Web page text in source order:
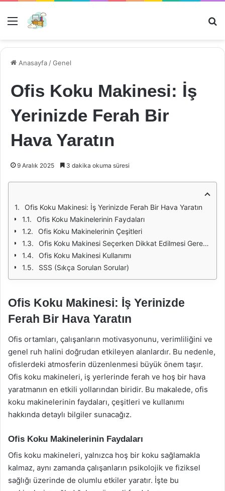
Menü
Anasayfa /Genel
Ofis Koku Makinesi: İş
Yerinizde Ferah Bir
Hava Yaratın
9 Aralık 2025 3 dakika okuma süresi
Ofis Koku Makinesi: İş Yerinizde Ferah Bir Hava Yaratın
Ofis Koku Makinelerinin Faydaları
Ofis Koku Makinelerinin Çeşitleri
Ofis Koku Makinesi Seçerken Dikkat Edilmesi Gerekenler
Ofis Koku Makinesi Kullanımı
SSS (Sıkça Sorulan Sorular)
Ofis Koku Makinesi: İş Yerinizde
Ferah Bir Hava Yaratın
Ofis ortamları, çalışanların motivasyonunu, verimliliğini ve
genel ruh halini doğrudan etkileyen alanlardır. Bu nedenle,
ofislerdeki atmosferin düzenlenmesi büyük önem taşır.
Ofis koku makineleri, iş yerlerinde ferah ve hoş bir hava
yaratmanın en etkili yollarından biridir. Bu makalede, ofis
koku makinelerinin faydaları, çeşitleri ve kullanımı
hakkında detaylı bilgiler sunacağız.
Ofis Koku Makinelerinin Faydaları
Ofis koku makineleri, yalnızca hoş bir koku sağlamakla
kalmaz, aynı zamanda çalışanların psikolojik ve fiziksel
sağlığı üzerinde de olumlu etkiler yaratır. İşte bu